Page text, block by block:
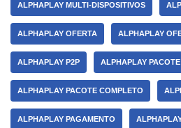
ALPHAPLAY MULTI-DISPOSITIVOS
ALPHAPLAY OFERTA ALPHAPLAY
ALPHAPLAY P2P ALPHAPLAY PACOTE
ALPHAPLAY PACOTE COMPLETO
ALPHAPLAY PAGAMENTO